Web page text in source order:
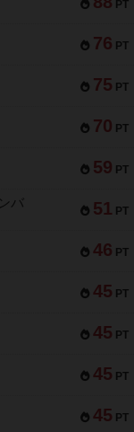
PT
76 PT
75 PT
70 PT
59 PT
51 PT
バ
46 PT
45 PT
45 PT
45 PT
45 PT